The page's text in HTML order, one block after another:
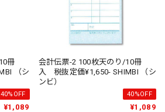
40%OFF
¥1,089
会計伝票-2 100枚天のり/10冊
入 税抜定価¥1,650- SHIMBI （シ
ンビ）
40%OFF
¥1,089